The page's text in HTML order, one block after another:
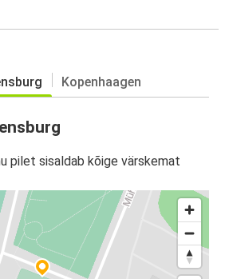
Kopenhaagen
pilet sisaldab kõige värskemat